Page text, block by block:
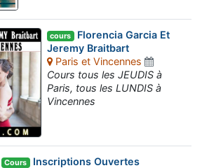
cours Florencia Garcia Et
Jeremy Braitbart
Paris et Vincennes
Cours tous les JEUDIS à
Paris, tous les LUNDIS à
Vincennes
Cours Inscriptions Ouvertes